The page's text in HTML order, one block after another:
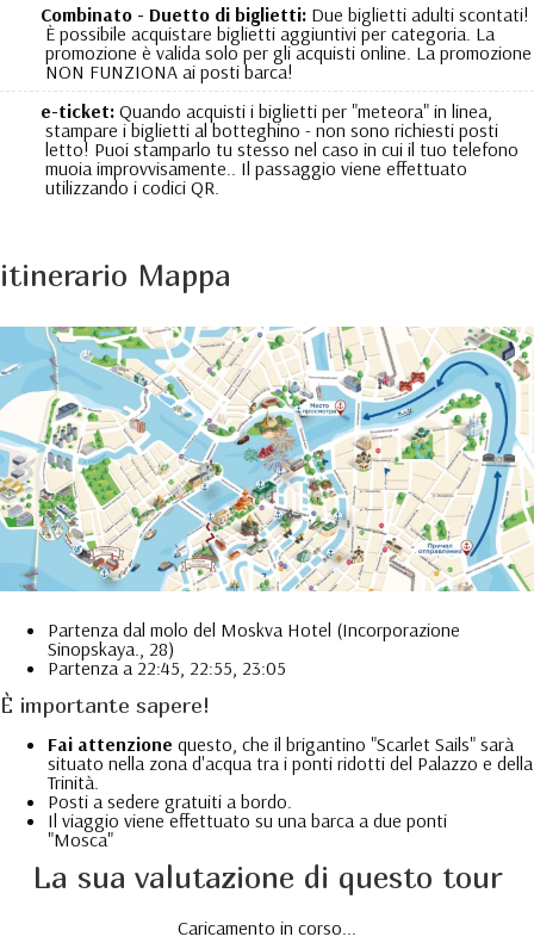
Combinato - Duetto di biglietti: Due biglietti adulti scontati!
È possibile acquistare biglietti aggiuntivi per categoria. La
promozione è valida solo per gli acquisti online. La promozione
NON FUNZIONA ai posti barca!
e-ticket: Quando acquisti i biglietti per "meteora" in linea,
stampare i biglietti al botteghino - non sono richiesti posti
letto! Puoi stamparlo tu stesso nel caso in cui il tuo telefono
muoia improvvisamente.. Il passaggio viene effettuato
utilizzando i codici QR.
itinerario Mappa
Partenza dal molo del Moskva Hotel (Incorporazione
Sinopskaya., 28)
Partenza a 22:45, 22:55, 23:05
È importante sapere!
Fai attenzione questo, che il brigantino "Scarlet Sails" sarà
situato nella zona d'acqua tra i ponti ridotti del Palazzo e della
Trinità.
Posti a sedere gratuiti a bordo.
Il viaggio viene effettuato su una barca a due ponti
"Mosca"
La sua valutazione di questo tour
Caricamento in corso...